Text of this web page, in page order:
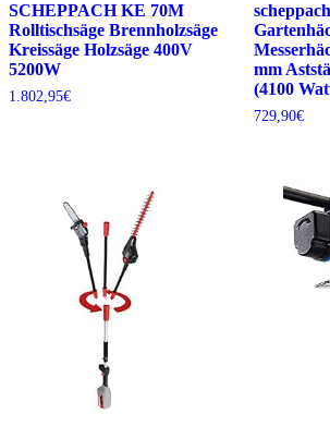
SCHEPPACH KE 70M
Rolltischsäge Brennholzsäge
Kreissäge Holzsäge 400V
5200W
1.802,95€
mm
(4100
729,90€